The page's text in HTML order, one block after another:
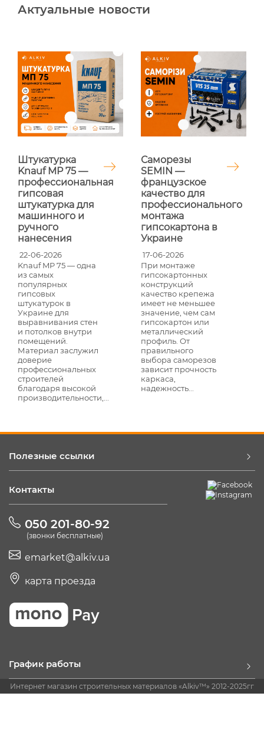
Актуальные новости
Штукатурка
Knauf MP 75 —
профессиональная
гипсовая
штукатурка для
машинного и
ручного
нанесения
22-06-2026
Knauf MP 75 — одна
из самых
популярных
гипсовых
штукатурок в
Украине для
выравнивания стен
и потолков внутри
помещений.
Материал заслужил
доверие
профессиональных
строителей
благодаря высокой
производительности,...
Саморезы
SEMIN —
французское
качество для
профессионального
монтажа
гипсокартона в
Украине
17-06-2026
При монтаже
гипсокартонных
конструкций
качество крепежа
имеет не меньшее
значение, чем сам
гипсокартон или
металлический
профиль. От
правильного
выбора саморезов
зависит прочность
каркаса,
надежность...
Полезные ссылки
Контакты
050 201-80-92
(звонки бесплатные)
emarket@alkiv.ua
карта проезда
График работы
Интернет магазин строительных материалов «Alkiv™» 2012-2025гг